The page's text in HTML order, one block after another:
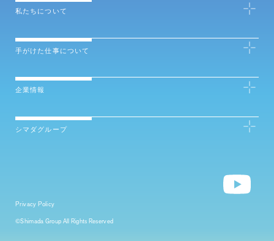
私たちについて
手がけた仕事について
企業情報
シマダグループ
Privacy Policy
©Shimada Group All Rights Reserved